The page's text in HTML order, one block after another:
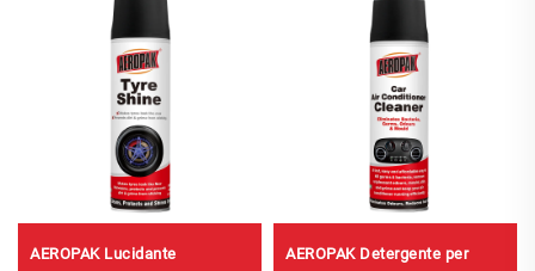
AEROPAK Lucidante
AEROPAK Detergente per